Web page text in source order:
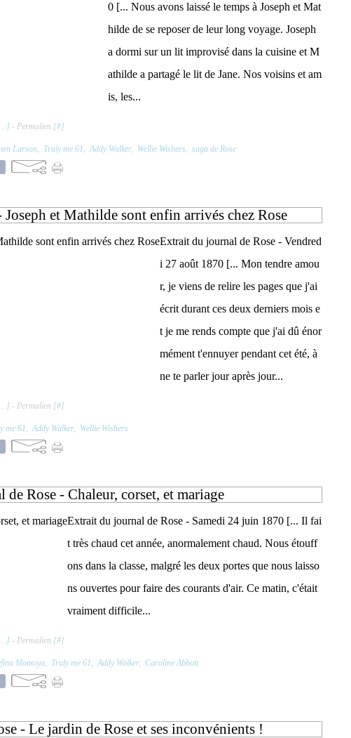
0 [... Nous avons laissé le temps à Joseph et Mat
hilde de se reposer de leur long voyage. Joseph
a dormi sur un lit improvisé dans la cuisine et M
athilde a partagé le lit de Jane. Nos voisins et am
is, les...
] - Permalien [#]
Larson, Truly me 61, Addy Walker, Wellie Wishers, saga de Rose
et Mathilde sont enfin arrivés chez Rose
Extrait du journal de Rose - Vendred
i 27 août 1870 [... Mon tendre amou
r, je viens de relire les pages que j'ai
écrit durant ces deux derniers mois e
t je me rends compte que j'ai dû énor
mément t'ennuyer pendant cet été, à
ne te parler jour après jour...
] - Permalien [#]
me 61, Addy Walker, Wellie Wishers
de Rose - Chaleur, corset, et mariage
Extrait du journal de Rose - Samedi 24 juin 1870 [... Il fai
t très chaud cet année, anormalement chaud. Nous étouff
ons dans la classe, malgré les deux portes que nous laisso
ns ouvertes pour faire des courants d'air. Ce matin, c'était
vraiment difficile...
] - Permalien [#]
Montoya, Truly me 61, Addy Walker, Caroline Abbott
- Le jardin de Rose et ses inconvénients !